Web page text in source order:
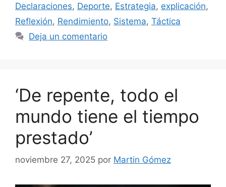
Declaraciones, Deporte, Estrategia, explicación,
Reflexión, Rendimiento, Sistema, Táctica
Deja un comentario
‘De repente, todo el
mundo tiene el tiempo
prestado’
noviembre 27, 2025 por Martin Gómez